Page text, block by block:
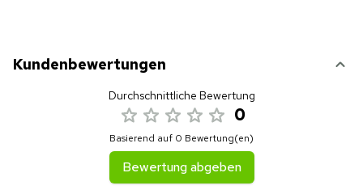
Kundenbewertungen
Durchschnittliche Bewertung
0
Basierend auf 0 Bewertung(en)
Bewertung abgeben